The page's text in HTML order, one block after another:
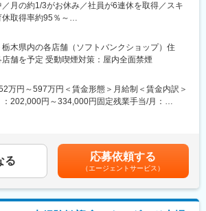
：
得・連続休暇取得を推進中
％／復帰率は94.1％！
に達するまで時短勤務可
ムをミックスして使えます『慣らしフルタイム
展開し、安定した経営基盤を誇ります。その為研
研修部が主催するコンプライアンス研修、業務知
、店舗配属後もスキルアップ・レベルアップを
環境が整っています。
／月の約1/3がお休み／社員が6連休を取得／スキ
取得率約95％～
トバンクショップで、お客様の受付対応、携帯電
ンのサービスや商品案内といった仕事をお任せ
企画・実施 など
：
への支援多数★
比は【47％：53％】で、男女共にバランスよく
。
栃木県内の各店舗（ソフトバンクショップ）住
舗を予定 受動喫煙対策：屋内全面禁煙
万円～597万円＜賃金形態＞月給制＜賃金内訳＞
：202,000円～334,000円固定残業手当/月：
格を取得すると資格手当が追加支給されます。※上
みなし残業手当含む加えた金額です。賞与：年2回
給：年1回賞与とは別にインセンティブや特別賞
（2024年は30万円の追加支給を実施） 賃金は
金額であり、選考を通じて上下する可能性があ
る 応募依頼する
（エージェントサービス）